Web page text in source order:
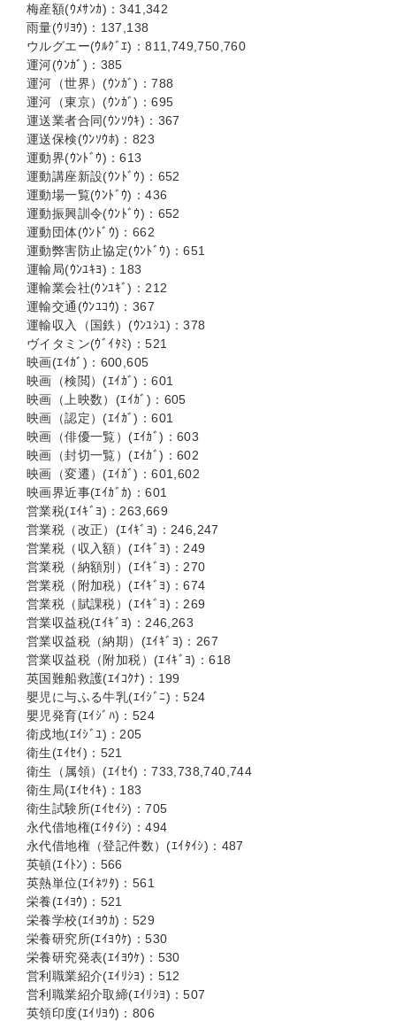
梅産額(ｳﾒｻﾝｶ)：341,342
雨量(ｳﾘﾖｳ)：137,138
ウルグエー(ｳﾙｸﾞｴ)：811,749,750,760
運河(ｳﾝｶﾞ)：385
運河（世界）(ｳﾝｶﾞ)：788
運河（東京）(ｳﾝｶﾞ)：695
運送業者合同(ｳﾝｿｳｷ)：367
運送保検(ｳﾝｿｳﾎ)：823
運動界(ｳﾝﾄﾞｳ)：613
運動講座新設(ｳﾝﾄﾞｳ)：652
運動場一覧(ｳﾝﾄﾞｳ)：436
運動振興訓令(ｳﾝﾄﾞｳ)：652
運動団体(ｳﾝﾄﾞｳ)：662
運動弊害防止協定(ｳﾝﾄﾞｳ)：651
運輸局(ｳﾝﾕｷﾖ)：183
運輸業会社(ｳﾝﾕｷﾞ)：212
運輸交通(ｳﾝﾕｺｳ)：367
運輸収入（国鉄）(ｳﾝﾕｼﾕ)：378
ヴイタミン(ｳﾞｲﾀﾐ)：521
映画(ｴｲｶﾞ)：600,605
映画（検閲）(ｴｲｶﾞ)：601
映画（上映数）(ｴｲｶﾞ)：605
映画（認定）(ｴｲｶﾞ)：601
映画（俳優一覧）(ｴｲｶﾞ)：603
映画（封切一覧）(ｴｲｶﾞ)：602
映画（変遷）(ｴｲｶﾞ)：601,602
映画界近事(ｴｲｶﾞｶ)：601
営業税(ｴｲｷﾞﾖ)：263,669
営業税（改正）(ｴｲｷﾞﾖ)：246,247
営業税（収入額）(ｴｲｷﾞﾖ)：249
営業税（納額別）(ｴｲｷﾞﾖ)：270
営業税（附加税）(ｴｲｷﾞﾖ)：674
営業税（賦課税）(ｴｲｷﾞﾖ)：269
営業収益税(ｴｲｷﾞﾖ)：246,263
営業収益税（納期）(ｴｲｷﾞﾖ)：267
営業収益税（附加税）(ｴｲｷﾞﾖ)：618
英国難船救護(ｴｲｺｸﾅ)：199
嬰児に与ふる牛乳(ｴｲｼﾞﾆ)：524
嬰児発育(ｴｲｼﾞﾊ)：524
衛戍地(ｴｲｼﾞﾕ)：205
衛生(ｴｲｾｲ)：521
衛生（属領）(ｴｲｾｲ)：733,738,740,744
衛生局(ｴｲｾｲｷ)：183
衛生試験所(ｴｲｾｲｼ)：705
永代借地権(ｴｲﾀｲｼ)：494
永代借地権（登記件数）(ｴｲﾀｲｼ)：487
英頓(ｴｲﾄﾝ)：566
英熱単位(ｴｲﾈﾂﾀ)：561
栄養(ｴｲﾖｳ)：521
栄養学校(ｴｲﾖｳｶ)：529
栄養研究所(ｴｲﾖｳｹ)：530
栄養研究発表(ｴｲﾖｳｹ)：530
営利職業紹介(ｴｲﾘｼﾖ)：512
営利職業紹介取締(ｴｲﾘｼﾖ)：507
英領印度(ｴｲﾘﾖｳ)：806